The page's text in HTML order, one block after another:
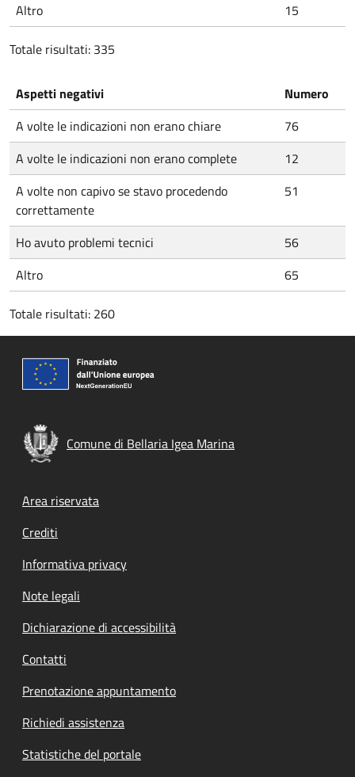
Altro
15
Totale risultati: 335
Aspetti negativi
Numero
A volte le indicazioni non erano chiare
76
A volte le indicazioni non erano complete
12
A volte non capivo se stavo procedendo
correttamente
51
Ho avuto problemi tecnici
56
Altro
65
Totale risultati: 260
Comune di Bellaria Igea Marina
Footer menu
Area riservata
Crediti
Informativa privacy
Note legali
Dichiarazione di accessibilità
Contatti
Prenotazione appuntamento
Richiedi assistenza
Statistiche del portale